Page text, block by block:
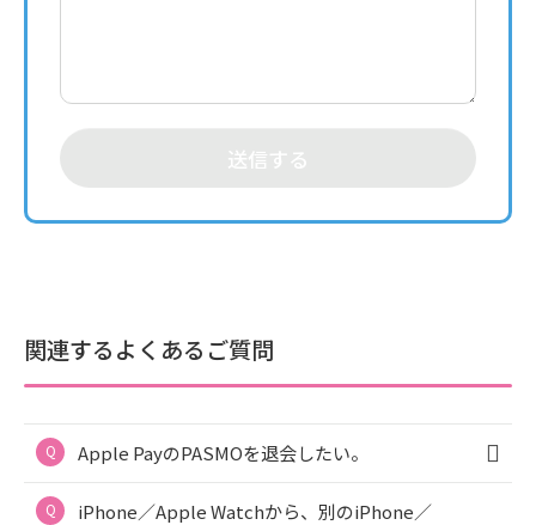
送信する
関連するよくあるご質問
Apple PayのPASMOを退会したい。
iPhone／Apple Watchから、別のiPhone／